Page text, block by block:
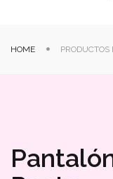
HOME PRODUCTOS